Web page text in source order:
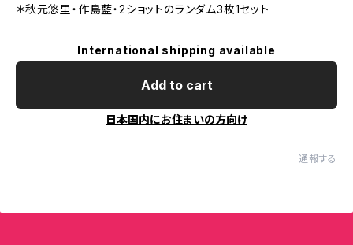
＊秋元悠里・作島藍・2ショットのランダム3枚1セット
International shipping available
Add to cart
日本国内にお住まいの方向け
通報する